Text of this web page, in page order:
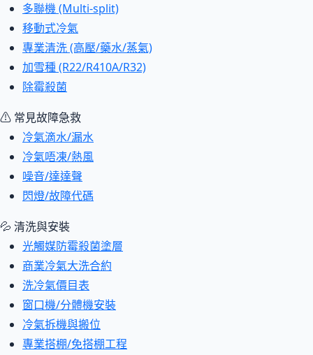
多聯機 (Multi-split)
移動式冷氣
專業清洗 (高壓/藥水/蒸氣)
加雪種 (R22/R410A/R32)
除霉殺菌
⚠ 常見故障急救
冷氣滴水/漏水
冷氣唔凍/熱風
噪音/達達聲
閃燈/故障代碼
💦 清洗與安裝
光觸媒防霉殺菌塗層
商業冷氣大洗合約
洗冷氣價目表
窗口機/分體機安裝
冷氣拆機與搬位
專業搭棚/免搭棚工程